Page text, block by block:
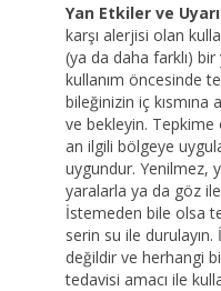
Yan Etkiler ve
karşı alerjisi olan
(ya da daha farklı)
kullanım öncesinde
bileğinizin iç
ve bekleyin.
an ilgili bölgeye
uygundur. Yenilmez,
yaralarla ya da göz ile
İstemeden bile olsa
serin su ile
değildir ve herhangi
tedavisi amacı ile